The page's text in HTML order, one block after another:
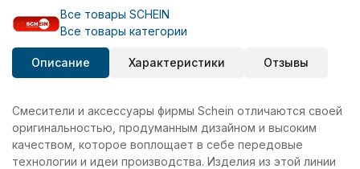
Все товары SCHEIN
Все товары категории
Описание Характеристики Отзывы
Смесители и аксессуары фирмы Schein отличаются своей
оригинальностью, продуманным дизайном и высоким
качеством, которое воплощает в себе передовые
технологии и идеи производства. Изделия из этой линии